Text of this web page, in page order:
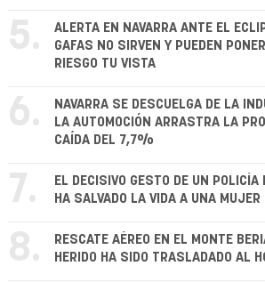
5.
ALERTA EN NAVARRA ANTE EL
GAFAS NO SIRVEN Y PUEDEN
RIESGO TU VISTA
6.
NAVARRA SE DESCUELGA DE LA
LA AUTOMOCIÓN ARRASTRA LA
CAÍDA DEL 7,7%
7.
EL DECISIVO GESTO DE UN
HA SALVADO LA VIDA A UNA MUJER
8.
RESCATE AÉREO EN EL MONTE
HERIDO HA SIDO TRASLADADO AL